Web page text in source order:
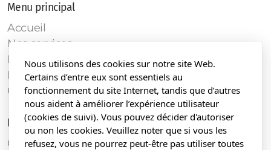
Menu principal
Accueil
Nos services
Nos clients
Nos offres
Contact
Légal
Conditions d'utilisation
Nous utilisons des cookies sur notre site Web.
Certains d’entre eux sont essentiels au
fonctionnement du site Internet, tandis que d’autres
nous aident à améliorer l’expérience utilisateur
(cookies de suivi). Vous pouvez décider d'autoriser
ou non les cookies. Veuillez noter que si vous les
refusez, vous ne pourrez peut-être pas utiliser toutes